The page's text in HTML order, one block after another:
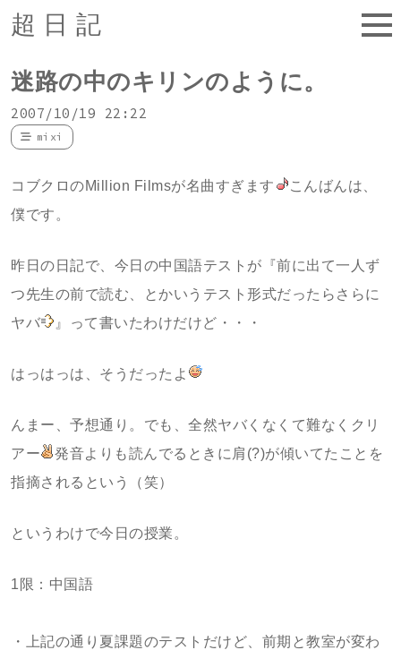
超日記
迷路の中のキリンのように。
2007/10/19 22:22
mixi
コブクロのMillion Filmsが名曲すぎます
こんばんは、
僕です。
昨日の日記で、今日の中国語テストが『前に出て一人ず
つ先生の前で読む、とかいうテスト形式だったらさらに
ヤバ
』って書いたわけだけど・・・
はっはっは、そうだったよ
んまー、予想通り。でも、全然ヤバくなくて難なくクリ
アー
発音よりも読んでるときに肩(?)が傾いてたことを
指摘されるという（笑）
というわけで今日の授業。
1限：中国語
・上記の通り夏課題のテストだけど、前期と教室が変わ